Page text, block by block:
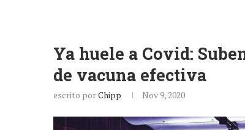
Ya huele a Covid:
de vacuna efectiva
escrito porChipp Nov 9, 2020